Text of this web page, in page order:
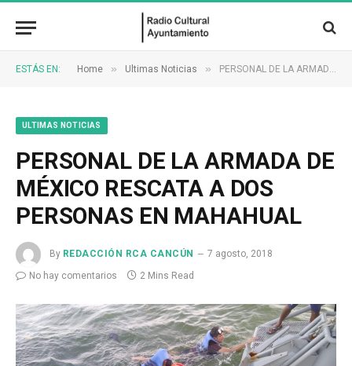
ESTÁS EN: Home » Ultimas Noticias » PERSONAL DE LA ARMADA DE MÉXICO RESCATA A DOS PERSONAS EN MAHAHUAL
ULTIMAS NOTICIAS
PERSONAL DE LA ARMADA DE
MÉXICO RESCATA A DOS
PERSONAS EN MAHAHUAL
By REDACCIÓN RCA CANCÚN
7 agosto, 2018
No hay comentarios
2 Mins Read